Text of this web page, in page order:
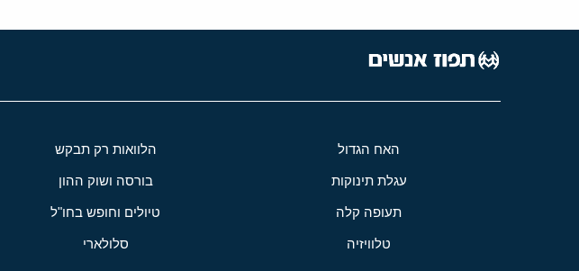
האח הגדול הלוואות רק תבקש
עגלת תינוקות בורסה ושוק ההון
תעופה קלה טיולים וחופש בחו"ל
טלוויזיה סלולארי